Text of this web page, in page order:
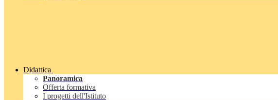
Didattica
Panoramica
Offerta formativa
I progetti dell'Istituto